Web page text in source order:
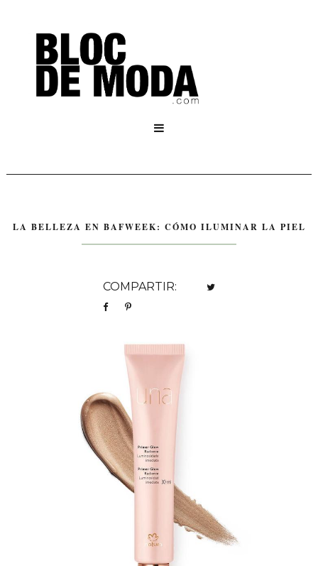

LA BELLEZA EN BAFWEEK: CÓMO ILUMINAR LA PIEL
COMPARTIR: